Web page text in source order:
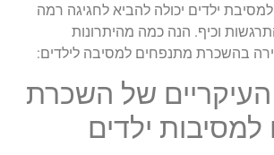
ילדים יכולה להביא לחגיגה רמה
וכיף. הנה כמה מהיתרונות
בהשכרת מתנפחים למסיבה לילדים:
העיקריים של השכרת
ילדים